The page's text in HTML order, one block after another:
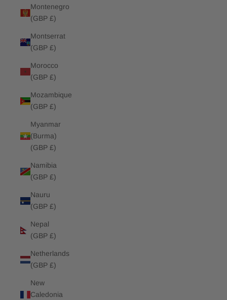
Montenegro
(GBP £)
Montserrat
(GBP £)
Morocco
(GBP £)
Mozambique
(GBP £)
Myanmar
(Burma)
(GBP £)
Namibia
(GBP £)
Nauru
(GBP £)
Nepal
(GBP £)
Netherlands
(GBP £)
New
Caledonia